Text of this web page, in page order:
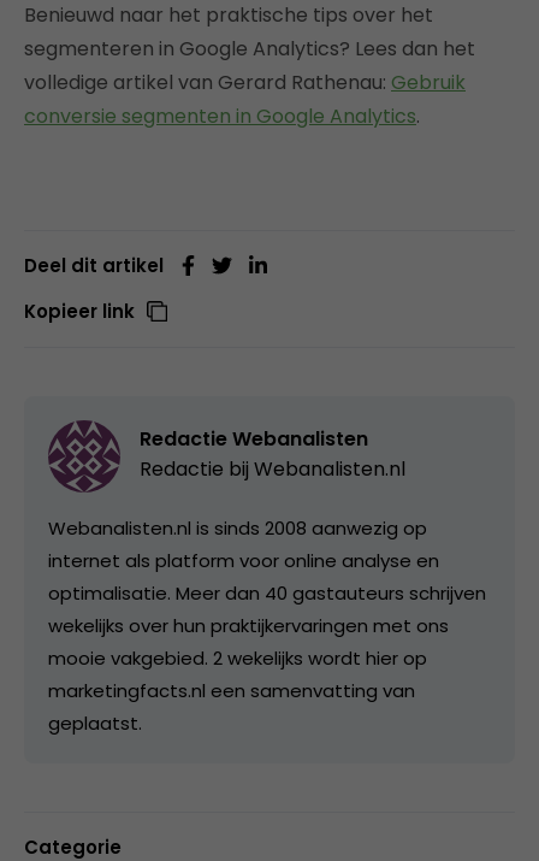
Benieuwd naar het praktische tips over het
segmenteren in Google Analytics? Lees dan het
volledige artikel van Gerard Rathenau: Gebruik
conversie segmenten in Google Analytics.
Deel dit artikel
Kopieer link
Redactie Webanalisten
Redactie bij Webanalisten.nl
Webanalisten.nl is sinds 2008 aanwezig op
internet als platform voor online analyse en
optimalisatie. Meer dan 40 gastauteurs schrijven
wekelijks over hun praktijkervaringen met ons
mooie vakgebied. 2 wekelijks wordt hier op
marketingfacts.nl een samenvatting van
geplaatst.
Categorie